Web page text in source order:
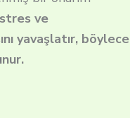
ve
yavaşlatır, böylece